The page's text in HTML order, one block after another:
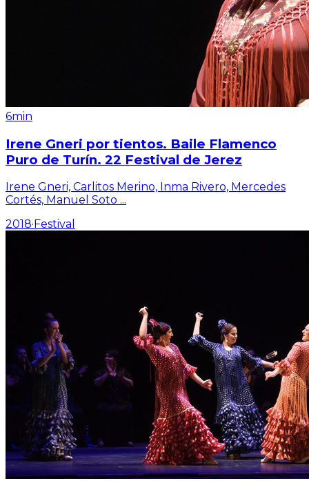
6min
Irene Gneri por tientos. Baile Flamenco
Puro de Turín. 22 Festival de Jerez
Irene Gneri, Carlitos Merino, Inma Rivero, Mercedes
Cortés, Manuel Soto ...
2018· Festival